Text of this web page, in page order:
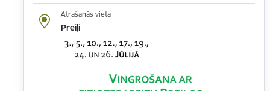
Atrašanās vieta
Preiļi